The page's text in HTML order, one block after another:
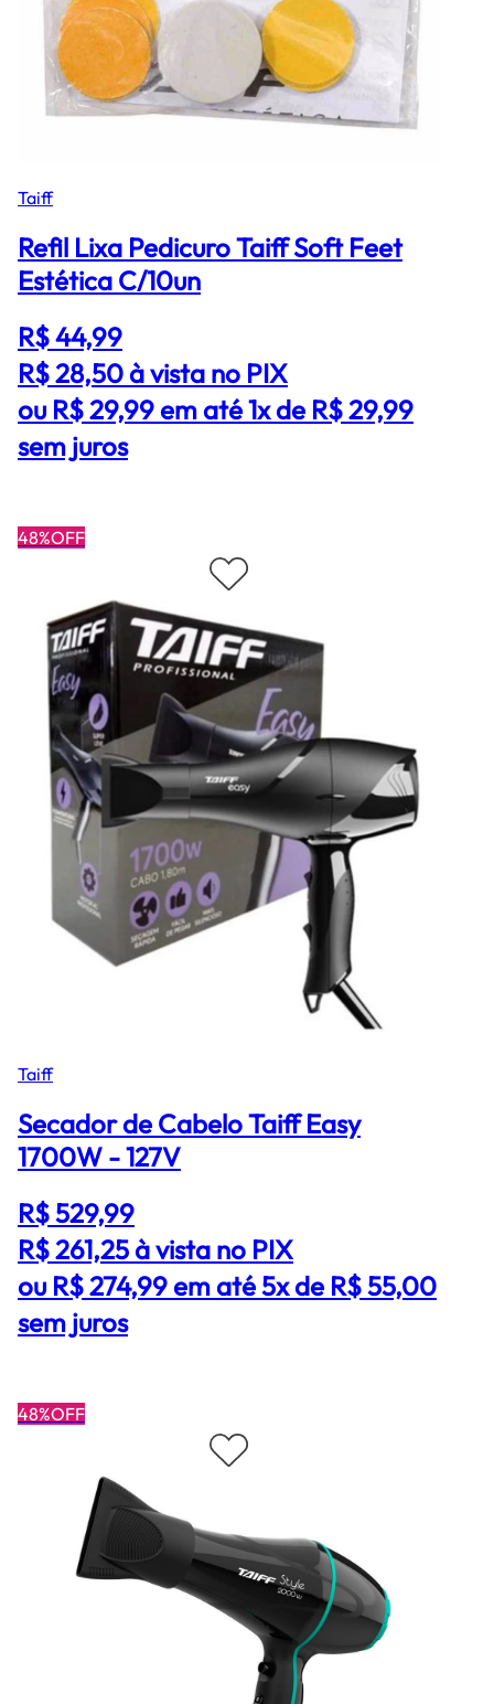
Taiff
Refil Lixa Pedicuro Taiff Soft Feet
Estética C/10un
R$ 44,99
R$ 28,50à vista no PIX
ou R$ 29,99 em até 1x de R$ 29,99
sem juros
48%OFF
Taiff
Secador de Cabelo Taiff Easy
1700W - 127V
R$ 529,99
R$ 261,25à vista no PIX
ou R$ 274,99 em até 5x de R$ 55,00
sem juros
48%OFF